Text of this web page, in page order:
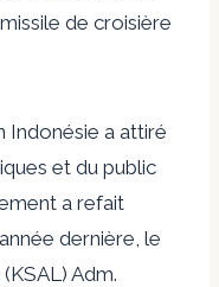
de croisière
Indonésie a attiré
et du public
a refait
dernière, le
Adm.